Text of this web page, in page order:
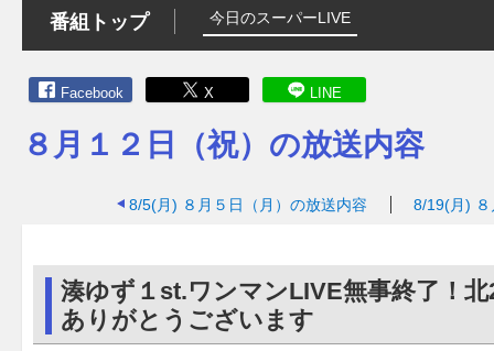
番組トップ 今日のスーパーLIVE
Facebook X LINE
８月１２日（祝）の放送内容
8/5(月) ８月５日（月）の放送内容 8/19(月)
湊ゆず１st.ワンマンLIVE無事終了！
ありがとうございます